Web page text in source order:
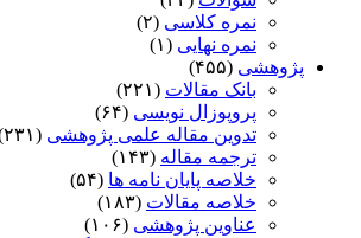
نمره کلاسی (۲)
نمره نهایی (۱)
پژوهشی (۴۵۵)
بانک مقالات (۲۲۱)
پروپوزال نویسی (۶۴)
تدوین مقاله علمی پژوهشی (۲۳۱)
ترجمه مقاله (۱۴۳)
خلاصه پایان نامه ها (۵۴)
خلاصه مقالات (۱۸۳)
عناوین پژوهشی (۱۰۶)